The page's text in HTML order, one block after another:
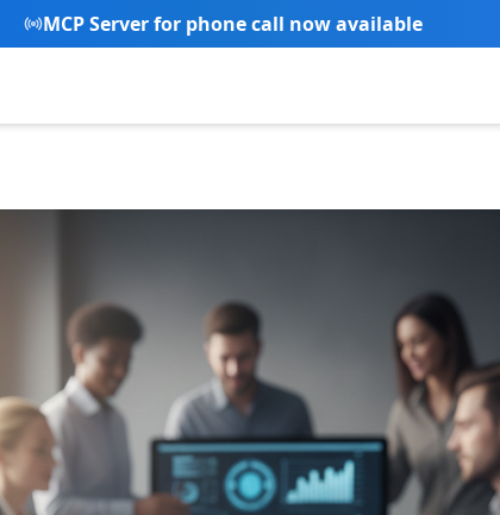
New Referral Program - Join now and grow with us!